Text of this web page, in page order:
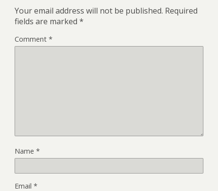
Your email address will not be published. Required
fields are marked *
Comment *
Name *
Email *